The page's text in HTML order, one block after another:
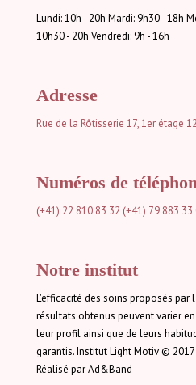
Lundi: 10h - 20h Mardi: 9h30 - 18h
10h30 - 20h Vendredi: 9h - 16h
Adresse
Rue de la Rôtisserie 17, 1er étage
Numéros de
(+41) 22 810 83 32 (+41) 79 883 33
Notre institut
L'efficacité des soins proposés par
résultats obtenus peuvent varier
leur profil ainsi que de leurs
garantis. Institut Light Motiv © 2017
Réalisé par Ad&Band